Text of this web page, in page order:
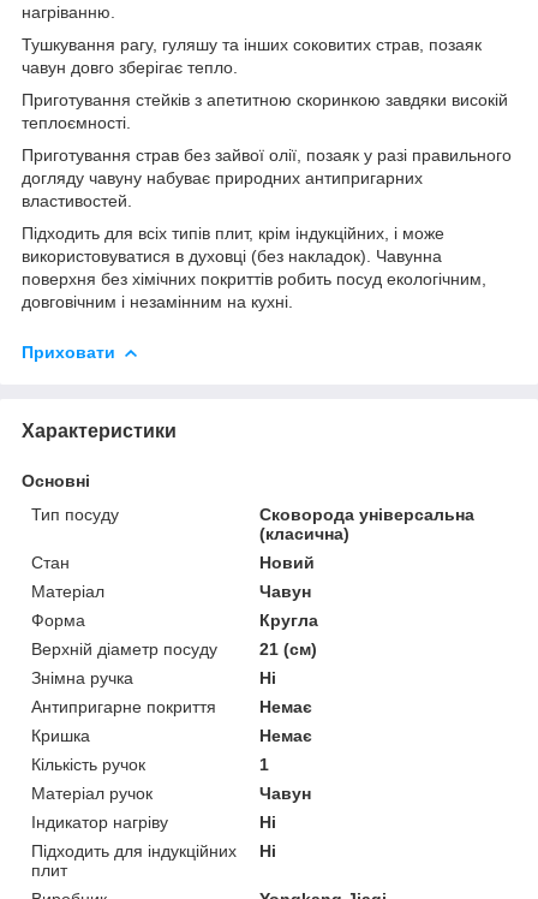
нагріванню.
Тушкування рагу, гуляшу та інших соковитих страв, позаяк
чавун довго зберігає тепло.
Приготування стейків з апетитною скоринкою завдяки високій
теплоємності.
Приготування страв без зайвої олії, позаяк у разі правильного
догляду чавуну набуває природних антипригарних
властивостей.
Підходить для всіх типів плит, крім індукційних, і може
використовуватися в духовці (без накладок). Чавунна
поверхня без хімічних покриттів робить посуд екологічним,
довговічним і незамінним на кухні.
Приховати
Характеристики
Основні
Тип посуду
Сковорода універсальна
(класична)
Стан
Новий
Матеріал
Чавун
Форма
Кругла
Верхній діаметр посуду
21 (см)
Знімна ручка
Ні
Антипригарне покриття
Немає
Кришка
Немає
Кількість ручок
1
Матеріал ручок
Чавун
Індикатор нагріву
Ні
Підходить для індукційних
плит
Ні